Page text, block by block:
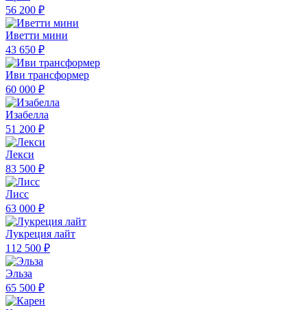
56 200 ₽
Иветти мини
43 650 ₽
Иви трансформер
60 000 ₽
Изабелла
51 200 ₽
Лекси
83 500 ₽
Лисс
63 000 ₽
Лукреция лайт
112 500 ₽
Эльза
65 500 ₽